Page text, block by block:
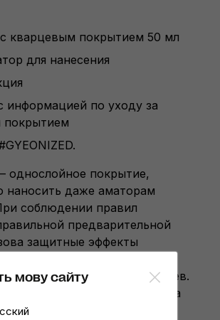
кварцевым покрытием 50 мл
для нанесения
информацией по уходу за
покрытием
однослойное покрытие,
наносить даже аматорам
соблюдении правил
предварительной
защитные эффекты
по утверждению
будут длиться до 36 месяцев.
EVO составляет 30…50 мл на
седана.
мову сайту